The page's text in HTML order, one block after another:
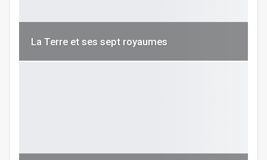
La Terre et ses sept royaumes